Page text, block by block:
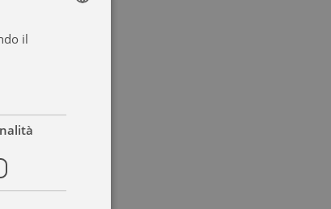
SPANISH
il